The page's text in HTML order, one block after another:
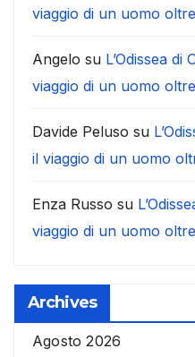
viaggio di un uomo
Angelo su L’Odissea
viaggio di un uomo
Davide Peluso su
il viaggio di un uomo
Enza Russo su
viaggio di un uomo
Archives
Agosto 2026